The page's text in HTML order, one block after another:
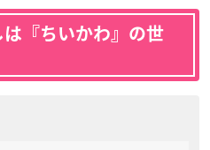
『ちいかわ』の世